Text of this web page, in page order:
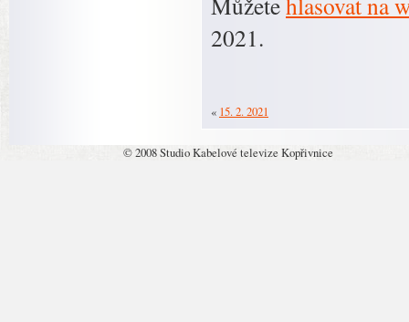
2021.
« 15. 2. 2021
© 2008 Studio Kabelové televize Kopřivnice